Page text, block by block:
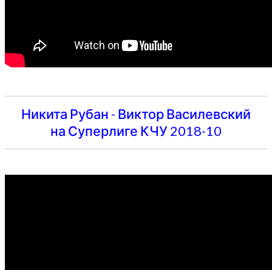
Никита Рубан - Виктор Василевский
на Суперлиге КЧУ 2018-10